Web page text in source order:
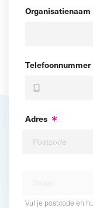
Organisatienaam
Telefoonnummer
Adres
Vul je postcode en